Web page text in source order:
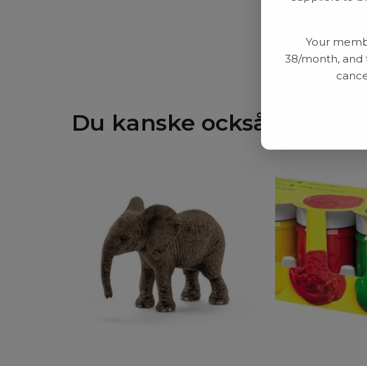
Du kanske också gillar
Your
38/month, and